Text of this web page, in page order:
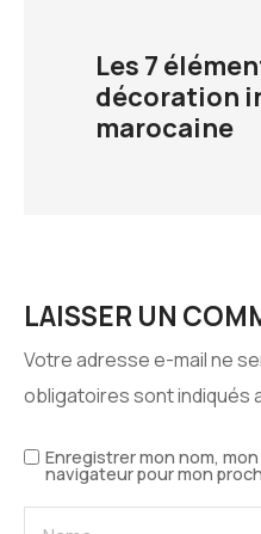
Les 7
décoration
marocaine
LAISSER UN
Votre adresse e-mail ne
obligatoires sont indiqués
Enregistrer mon nom,
navigateur pour mon